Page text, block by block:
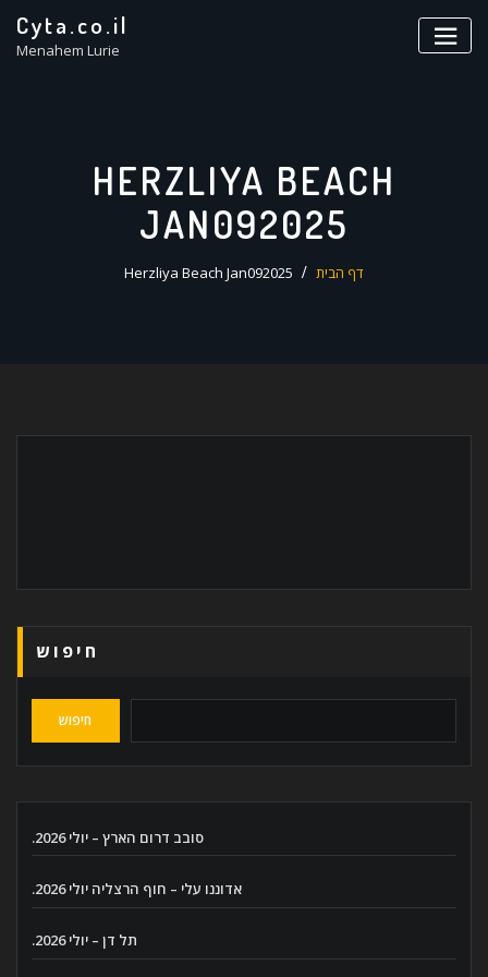
Cyta.co.il
Menahem Lurie
HERZLIYA BEACH
JAN092025
דף הבית Herzliya Beach Jan092025
חיפוש
חיפוש
סובב דרום הארץ – יולי 2026.
אדוננו עלי – חוף הרצליה יולי 2026.
תל דן – יולי 2026.